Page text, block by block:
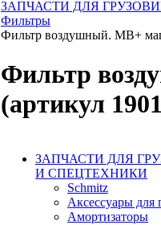
ЗАПЧАСТИ ДЛЯ
Фильтры
Фильтр воздушный. MB+
Фильтр
(артикул
ЗАПЧАСТИ ДЛЯ
И СПЕЦТЕХНИКИ
Schmitz
Аксессуары для
Амортизаторы